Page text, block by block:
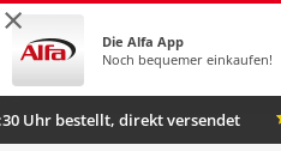
×
Die Alfa App
Noch bequemer einkaufen!
Uhr bestellt, direkt versendet